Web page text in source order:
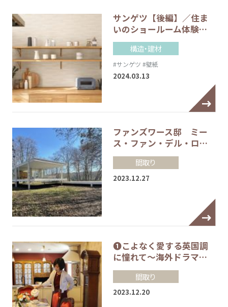
サンゲツ【後編】／住ま
いのショールーム体験…
構造・建材
#サンゲツ #壁紙
2024.03.13
ファンズワース邸 ミー
ス・ファン・デル・ロ…
間取り
2023.12.27
❶こよなく愛する英国調
に憧れて～海外ドラマ…
間取り
2023.12.20